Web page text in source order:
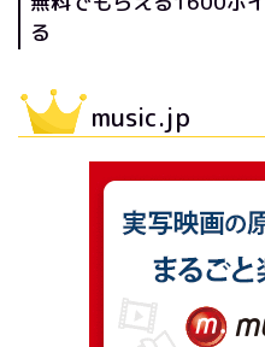
る
music.jp